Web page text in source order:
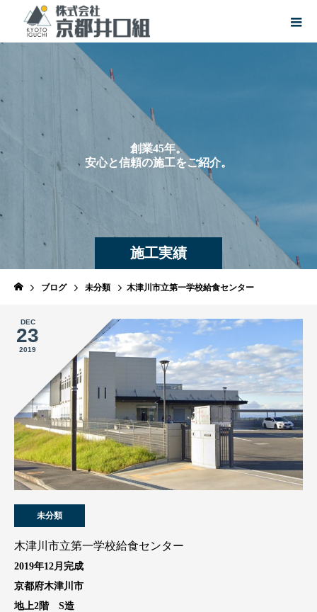
施工実績
創業45年。
安心と信頼の施工をご紹介。
ブログ 未分類 木津川市立第一学校給食センター
DEC
23
2019
未分類
木津川市立第一学校給食センター
2019年12月完成
京都府木津川市
地上2階 S造